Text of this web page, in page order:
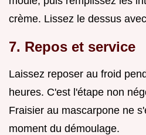
crème. Lissez le dessus
7. Repos et service
Laissez reposer au froid
heures. C'est l'étape non
Fraisier au mascarpone ne
moment du démoulage.